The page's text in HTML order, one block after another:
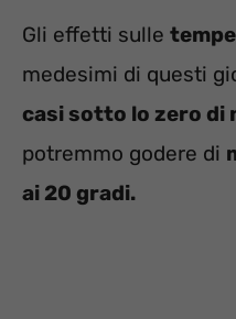
Gli effetti sulle
medesimi di questi
casi sotto lo zero di
potremmo godere di
ai 20 gradi.